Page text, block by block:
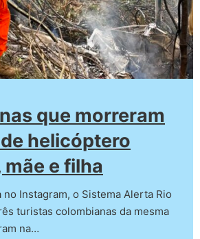
que morreram
helicóptero
e filha
no Instagram, o Sistema Alerta Rio
turistas colombianas da mesma
na…